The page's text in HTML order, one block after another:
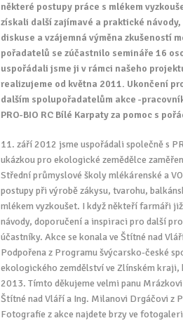
některé postupy práce s mlékem
získali další zajímavé a praktické
diskuse a vzájemná výměna zkušeností
pořadatelů se zúčastnilo semináře 16
uspořádali jsme ji v rámci našeho
realizujeme od května 2011. Ukončení
dalším spolupořadatelům akce -
PRO-BIO RC Bílé Karpaty za pomoc s
11. září 2012 jsme uspořádali společně s
ukázkou pro ekologické zemědělce
Střední průmyslové školy mlékárenské a
postupy při výrobě zákysu, tvarohu,
mlékem vyzkoušet. I když někteří farmáři
návody, doporučení a inspiraci pro další
účastníky. Akce se konala ve Štítné nad
Podpořena z Programu švýcarsko-české
ekologického zemdělství ve Zlínském
2013. Tímto děkujeme velmi panu
Štítné nad Vláří a Ing. Milanovi Drgáčovi z
Fotografie z akce najdete brzy ve